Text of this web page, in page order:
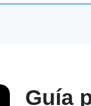
Guía